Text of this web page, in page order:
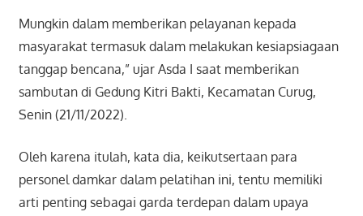
Mungkin dalam memberikan pelayanan kepada
masyarakat termasuk dalam melakukan kesiapsiagaan
tanggap bencana,” ujar Asda I saat memberikan
sambutan di Gedung Kitri Bakti, Kecamatan Curug,
Senin (21/11/2022).
Oleh karena itulah, kata dia, keikutsertaan para
personel damkar dalam pelatihan ini, tentu memiliki
arti penting sebagai garda terdepan dalam upaya